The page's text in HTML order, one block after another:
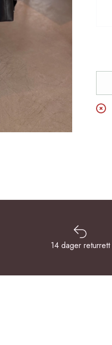
14 dager returrett